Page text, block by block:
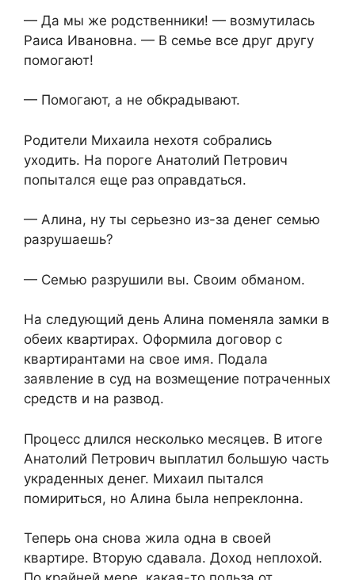
— Да мы же родственники! — возмутилась
Раиса Ивановна. — В семье все друг другу
помогают!
— Помогают, а не обкрадывают.
Родители Михаила нехотя собрались
уходить. На пороге Анатолий Петрович
попытался еще раз оправдаться.
— Алина, ну ты серьезно из-за денег семью
разрушаешь?
— Семью разрушили вы. Своим обманом.
На следующий день Алина поменяла замки в
обеих квартирах. Оформила договор с
квартирантами на свое имя. Подала
заявление в суд на возмещение потраченных
средств и на развод.
Процесс длился несколько месяцев. В итоге
Анатолий Петрович выплатил большую часть
украденных денег. Михаил пытался
помириться, но Алина была непреклонна.
Теперь она снова жила одна в своей
квартире. Вторую сдавала. Доход неплохой.